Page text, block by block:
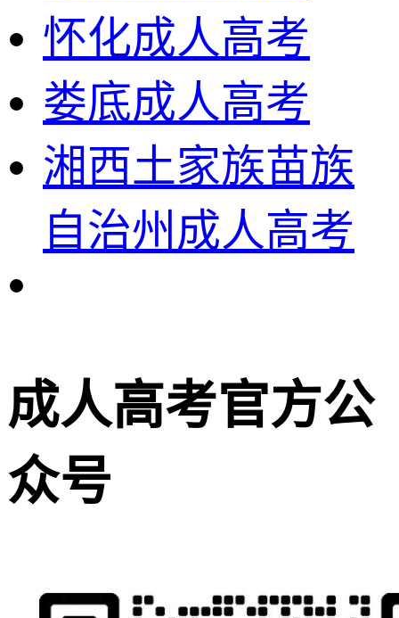
怀化成人高考
娄底成人高考
湘西土家族苗族
自治州成人高考
成人高考官方公
众号